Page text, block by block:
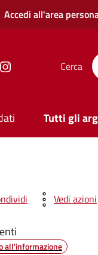
Accedi all'area
Cerca
Tutti gli
Vedi azioni
all'informazione